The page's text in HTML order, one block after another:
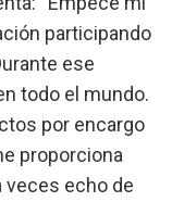
participando
ese
todo el mundo.
por encargo
proporciona
veces echo de